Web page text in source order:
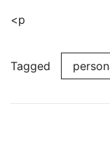
<p
Tagged